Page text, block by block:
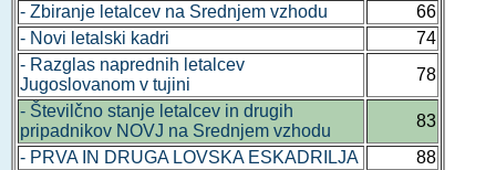
- Zbiranje letalcev na Srednjem vzhodu
66
- Novi letalski kadri
74
- Razglas naprednih letalcev
Jugoslovanom v tujini
78
- Številčno stanje letalcev in drugih
pripadnikov NOVJ na Srednjem vzhodu
83
- PRVA IN DRUGA LOVSKA ESKADRILJA
88